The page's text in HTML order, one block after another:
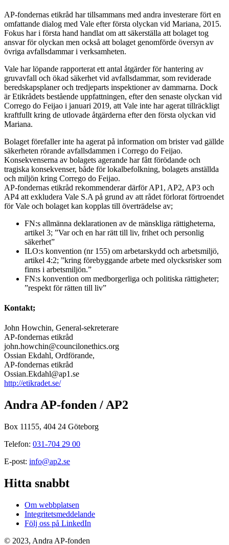
AP-fondernas etikråd har tillsammans med andra investerare fört en
omfattande dialog med Vale efter första olyckan vid Mariana, 2015.
Fokus har i första hand handlat om att säkerställa att bolaget tog
ansvar för olyckan men också att bolaget genomförde översyn av
övriga avfallsdammar i verksamheten.
Vale har löpande rapporterat ett antal åtgärder för hantering av
gruvavfall och ökad säkerhet vid avfallsdammar, som reviderade
beredskapsplaner och tredjeparts inspektioner av dammarna. Dock
är Etikrådets bestående uppfattningen, efter den senaste olyckan vid
Corrego do Feijao i januari 2019, att Vale inte har agerat tillräckligt
kraftfullt kring de utlovade åtgärderna efter den första olyckan vid
Mariana.
Bolaget förefaller inte ha agerat på information om brister vad gällde
säkerheten rörande avfallsdammen i Corrego do Feijao.
Konsekvenserna av bolagets agerande har fått förödande och
tragiska konsekvenser, både för lokalbefolkning, bolagets anställda
och miljön kring Corrego do Feijao.
AP-fondernas etikråd rekommenderar därför AP1, AP2, AP3 och
AP4 att exkludera Vale S.A på grund av att rådet förlorat förtroendet
för Vale och bolaget kan kopplas till överträdelse av;
FN:s allmänna deklarationen av de mänskliga rättigheterna,
artikel 3; ”Var och en har rätt till liv, frihet och personlig
säkerhet”
ILO:s konvention (nr 155) om arbetarskydd och arbetsmiljö,
artikel 4:2; ”kring förebyggande arbete med olycksrisker som
finns i arbetsmiljön.”
FN:s konvention om medborgerliga och politiska rättigheter;
”respekt för rätten till liv”
Kontakt;
John Howchin, General-sekreterare
AP-fondernas etikråd
john.howchin@councilonethics.org
Ossian Ekdahl, Ordförande,
AP-fondernas etikråd
Ossian.Ekdahl@ap1.se
http://etikradet.se/
Andra AP-fonden / AP2
Box 11155, 404 24 Göteborg
Telefon: 031-704 29 00
E-post: info@ap2.se
Hitta snabbt
Om webbplatsen
Integritetsmeddelande
Följ oss på LinkedIn
© 2023, Andra AP-fonden